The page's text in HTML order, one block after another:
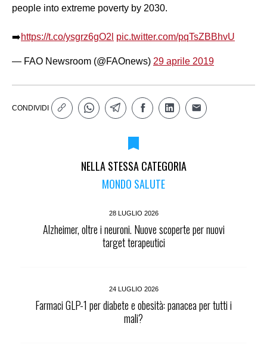
people into extreme poverty by 2030.
➡️https://t.co/ysgrz6gO2l pic.twitter.com/pqTsZBBhvU
— FAO Newsroom (@FAOnews) 29 aprile 2019
CONDIVIDI
NELLA STESSA CATEGORIA
MONDO SALUTE
28 LUGLIO 2026
Alzheimer, oltre i neuroni. Nuove scoperte per nuovi
target terapeutici
24 LUGLIO 2026
Farmaci GLP-1 per diabete e obesità: panacea per tutti i
mali?